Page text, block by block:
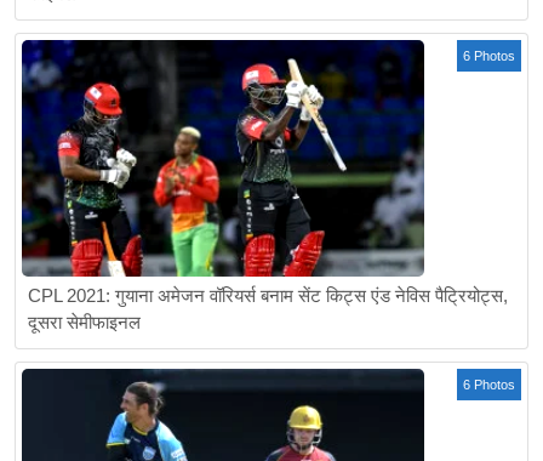
6 Photos
CPL 2021: गुयाना अमेजन वॉरियर्स बनाम सेंट किट्स एंड नेविस पैट्रियोट्स,
दूसरा सेमीफाइनल
6 Photos